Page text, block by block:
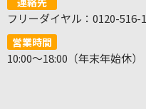
フリーダイヤル：0120-516-
営業時間
10:00～18:00（年末年始休）